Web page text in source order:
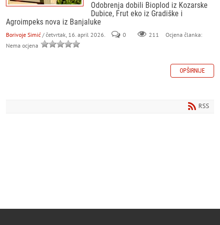
Odobrenja dobili Bioplod iz Kozarske
Dubice, Frut eko iz Gradiške i
Agroimpeks nova iz Banjaluke
Borivoje Simić / četvrtak, 16. april 2026. 0 211
Ocjena članka:
Nema ocjena
OPŠIRNIJE
RSS